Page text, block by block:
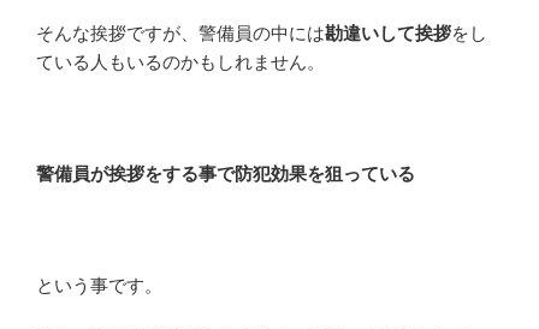
そんな挨拶ですが、警備員の中には勘違いして挨拶をし
ている人もいるのかもしれません。
警備員が挨拶をする事で防犯効果を狙っている
という事です。